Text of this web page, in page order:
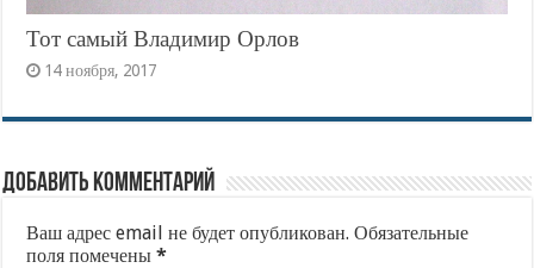
Тот самый Владимир Орлов
14 ноября, 2017
Добавить комментарий
Ваш адрес email не будет опубликован. Обязательные
поля помечены*